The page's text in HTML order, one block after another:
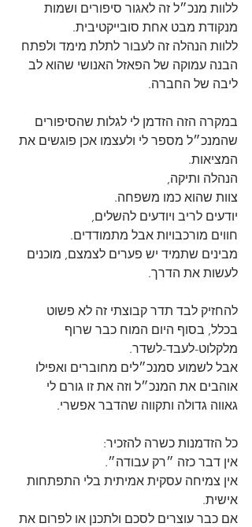
ללוות מנכ״ל זה לאגור סיפורים ושמות
מנקודת מבט אחת סובייקטיבית.
ללוות הנהלה זה לעבור לתלת מימד ולפתח
הבנה עמוקה של הפאזל האנושי שהוא לב
ליבה של החברה.
במקרה הזה הזדמן לי לגלות שהסיפורים
שהמנכ״ל מספר לי ולעצמו אכן פוגשים את
המציאות.
הנהלה ותיקה,
צוות שהוא כמו משפחה.
יודעים לריב ויודעים להשלים,
חווים מורכבויות אבל מתמודדים.
מבינים שתמיד יש פערים לצמצם, מוכנים
לעשות את הדרך.
להחזיק לבד תדר קבוצתי זה לא פשוט
בכלל, בסוף היום המוח כבר שרוף
מלקלוט-לעבד-לשדר.
אבל לשמוע סמנכ״לים מחוברים ואפילו
אוהבים את המנכ״ל וזה את זו גורם לי
גאווה גדולה ותקווה שהדבר אפשרי.
כל הזדמנות כשרה להזכיר:
אין דבר כזה ״רק עבודה״.
אין צמיחה עסקית אמיתית בלי התפתחות
אישית.
אם כבר עוצרים לסכם ולתכנן או לפרום את